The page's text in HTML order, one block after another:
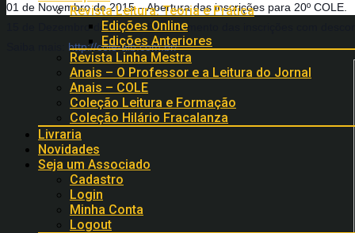
Revista Leitura: Teoria e Prática
Edições Online
Edições Anteriores
Revista Linha Mestra
Anais – O Professor e a Leitura do Jornal
Anais – COLE
Coleção Leitura e Formação
Coleção Hilário Fracalanza
Livraria
Novidades
Seja um Associado
Cadastro
Login
Minha Conta
Logout
01 de Novembro de 2015 – Abertura das inscrições para 20º COLE.
15 de Dezembro de 2015 – Encerramento das inscrições com
http://cole-alb.com.br/